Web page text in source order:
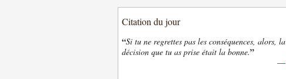
Citation du jour
“Si tu ne regrettes pas les conséquences, alors, la
décision que tu as prise était la bonne.”
—